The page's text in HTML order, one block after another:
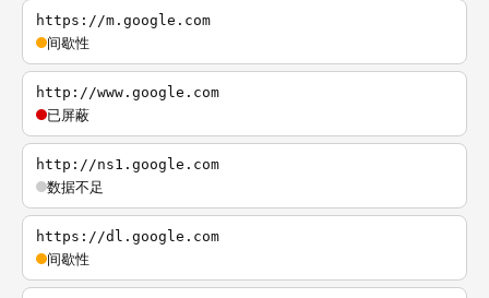
https://m.google.com
间歇性
http://www.google.com
已屏蔽
http://ns1.google.com
数据不足
https://dl.google.com
间歇性